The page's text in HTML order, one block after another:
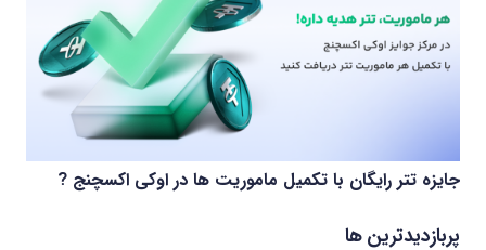
جایزه تتر رایگان با تکمیل ماموریت ها در اوکی اکسچنج ?
پربازدیدترین ها